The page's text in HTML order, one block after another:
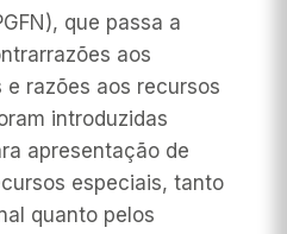
que passa a
aos
razões aos recursos
introduzidas
apresentação de
especiais, tanto
quanto pelos